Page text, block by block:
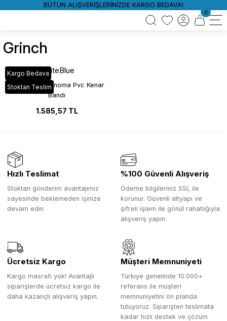
BÜTÜN ALIŞVERİŞLERİNİZDE KARGO BEDAVA!
0
Grinch
Kargo Bedava
Stoktan Teslim
WhiteBlue
VT_450 Gri Sonoma Pvc Kenar
Bandı
1.585,57 TL
Hızlı Teslimat
Stoktan gönderim avantajımız
sayesinde beklemeden işinize
devam edin.
%100 Güvenli Alışveriş
Ödeme bilgileriniz SSL ile
korunur. Güvenli altyapı ve
şifreli işlem ile gönül rahatlığıyla
alışveriş yapın.
Ücretsiz Kargo
Kargo masrafı yok! Avantajlı
siparişlerde ücretsiz kargo ile
daha kazançlı alışveriş yapın.
Müşteri Memnuniyeti
Türkiye genelinde 10.000+
referans ile müşteri
memnuniyetini ön planda
tutuyoruz. Siparişten teslimata
kadar hızlı destek ve çözüm